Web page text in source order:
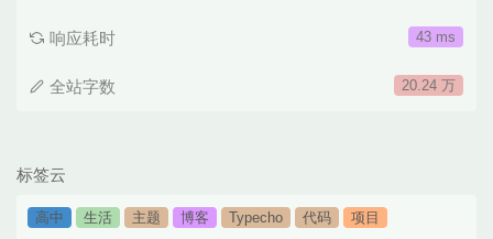
43 ms
响应耗时
20.24 万
全站字数
标签云
高中 生活 主题 博客 Typecho 代码 项目